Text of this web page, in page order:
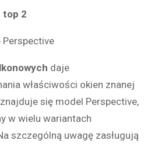
top 2
daje
właściwości okien znanej
się model Perspective,
w wielu wariantach
szczególną uwagę zasługują